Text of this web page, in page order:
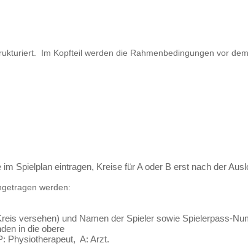
Im Kopfteil werden die Rahmenbedingungen vor
Spielplan eintragen, Kreise für A oder B erst nach der
werden:
versehen) und Namen der Spieler sowie Spielerpass-
in die obere
Physiotherapeut, A: Arzt.